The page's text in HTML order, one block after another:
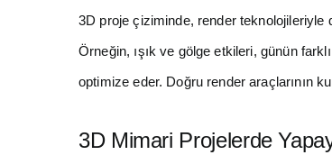
3D proje çiziminde, render teknolojileriyle
Örneğin, ışık ve gölge etkileri, günün
optimize eder. Doğru render araçlarının
3D Mimari Projelerde